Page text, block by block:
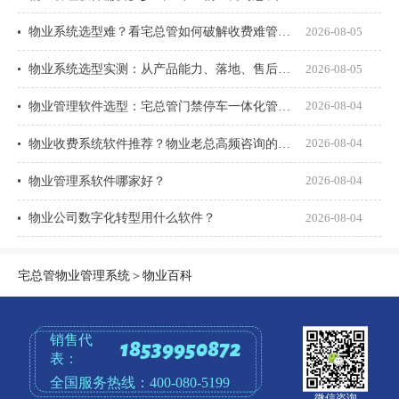
物业系统选型难？看宅总管如何破解收费难管理乱 2026-08-05
2026-08-05
2026-08-04
2026-08-04
物业管理系软件哪家好？ 2026-08-04
物业公司数字化转型用什么软件？ 2026-08-04
宅总管物业管理系统＞物业百科
销售代
表：
18539950872
全国服务热线：400-080-5199